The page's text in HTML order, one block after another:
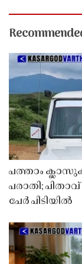
പത്താം
പരാതി;
പേർ പിടിയിൽ